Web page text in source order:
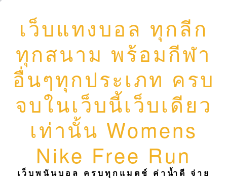
เว็บแทงบอล ทุกลีก
ทุกสนาม พร้อมกีฬา
อื่นๆทุกประเภท ครบ
จบในเว็บนี้เว็บเดียว
เท่านั้น Womens
Nike Free Run
เว็บพนันบอล ครบทุกแมตช์ ค่าน้ำดี จ่าย